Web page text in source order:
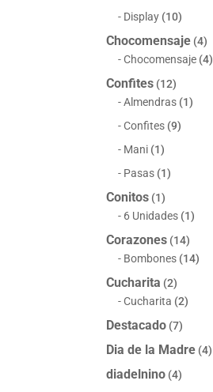
Display (10)
Chocomensaje (4)
Chocomensaje (4)
Confites (12)
Almendras (1)
Confites (9)
Mani (1)
Pasas (1)
Conitos (1)
6 Unidades (1)
Corazones (14)
Bombones (14)
Cucharita (2)
Cucharita (2)
Destacado (7)
Dia de la Madre (4)
diadelnino (4)